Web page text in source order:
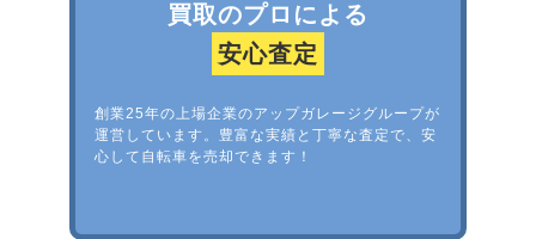
買取のプロによる
安心査定
創業25年の上場企業のアップガレージグループが
運営しています。豊富な実績と丁寧な査定で、安
心して自転車を売却できます！